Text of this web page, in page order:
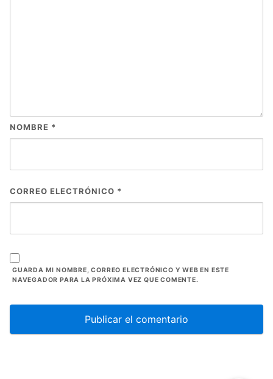
NOMBRE *
CORREO ELECTRÓNICO *
GUARDA MI NOMBRE, CORREO ELECTRÓNICO Y WEB EN ESTE
NAVEGADOR PARA LA PRÓXIMA VEZ QUE COMENTE.